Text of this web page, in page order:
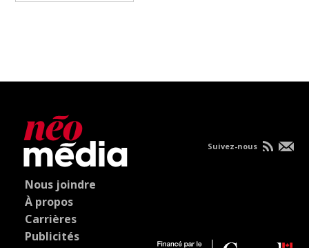
Nous joindre
À propos
Carrières
Publicités
Suivez-nous